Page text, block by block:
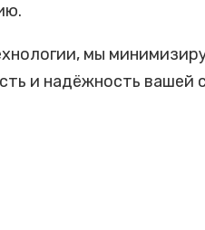
мы
и надёжность вашей